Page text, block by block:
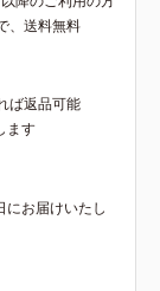
、送料無料
ば返品可能
ます
にお届けいたし